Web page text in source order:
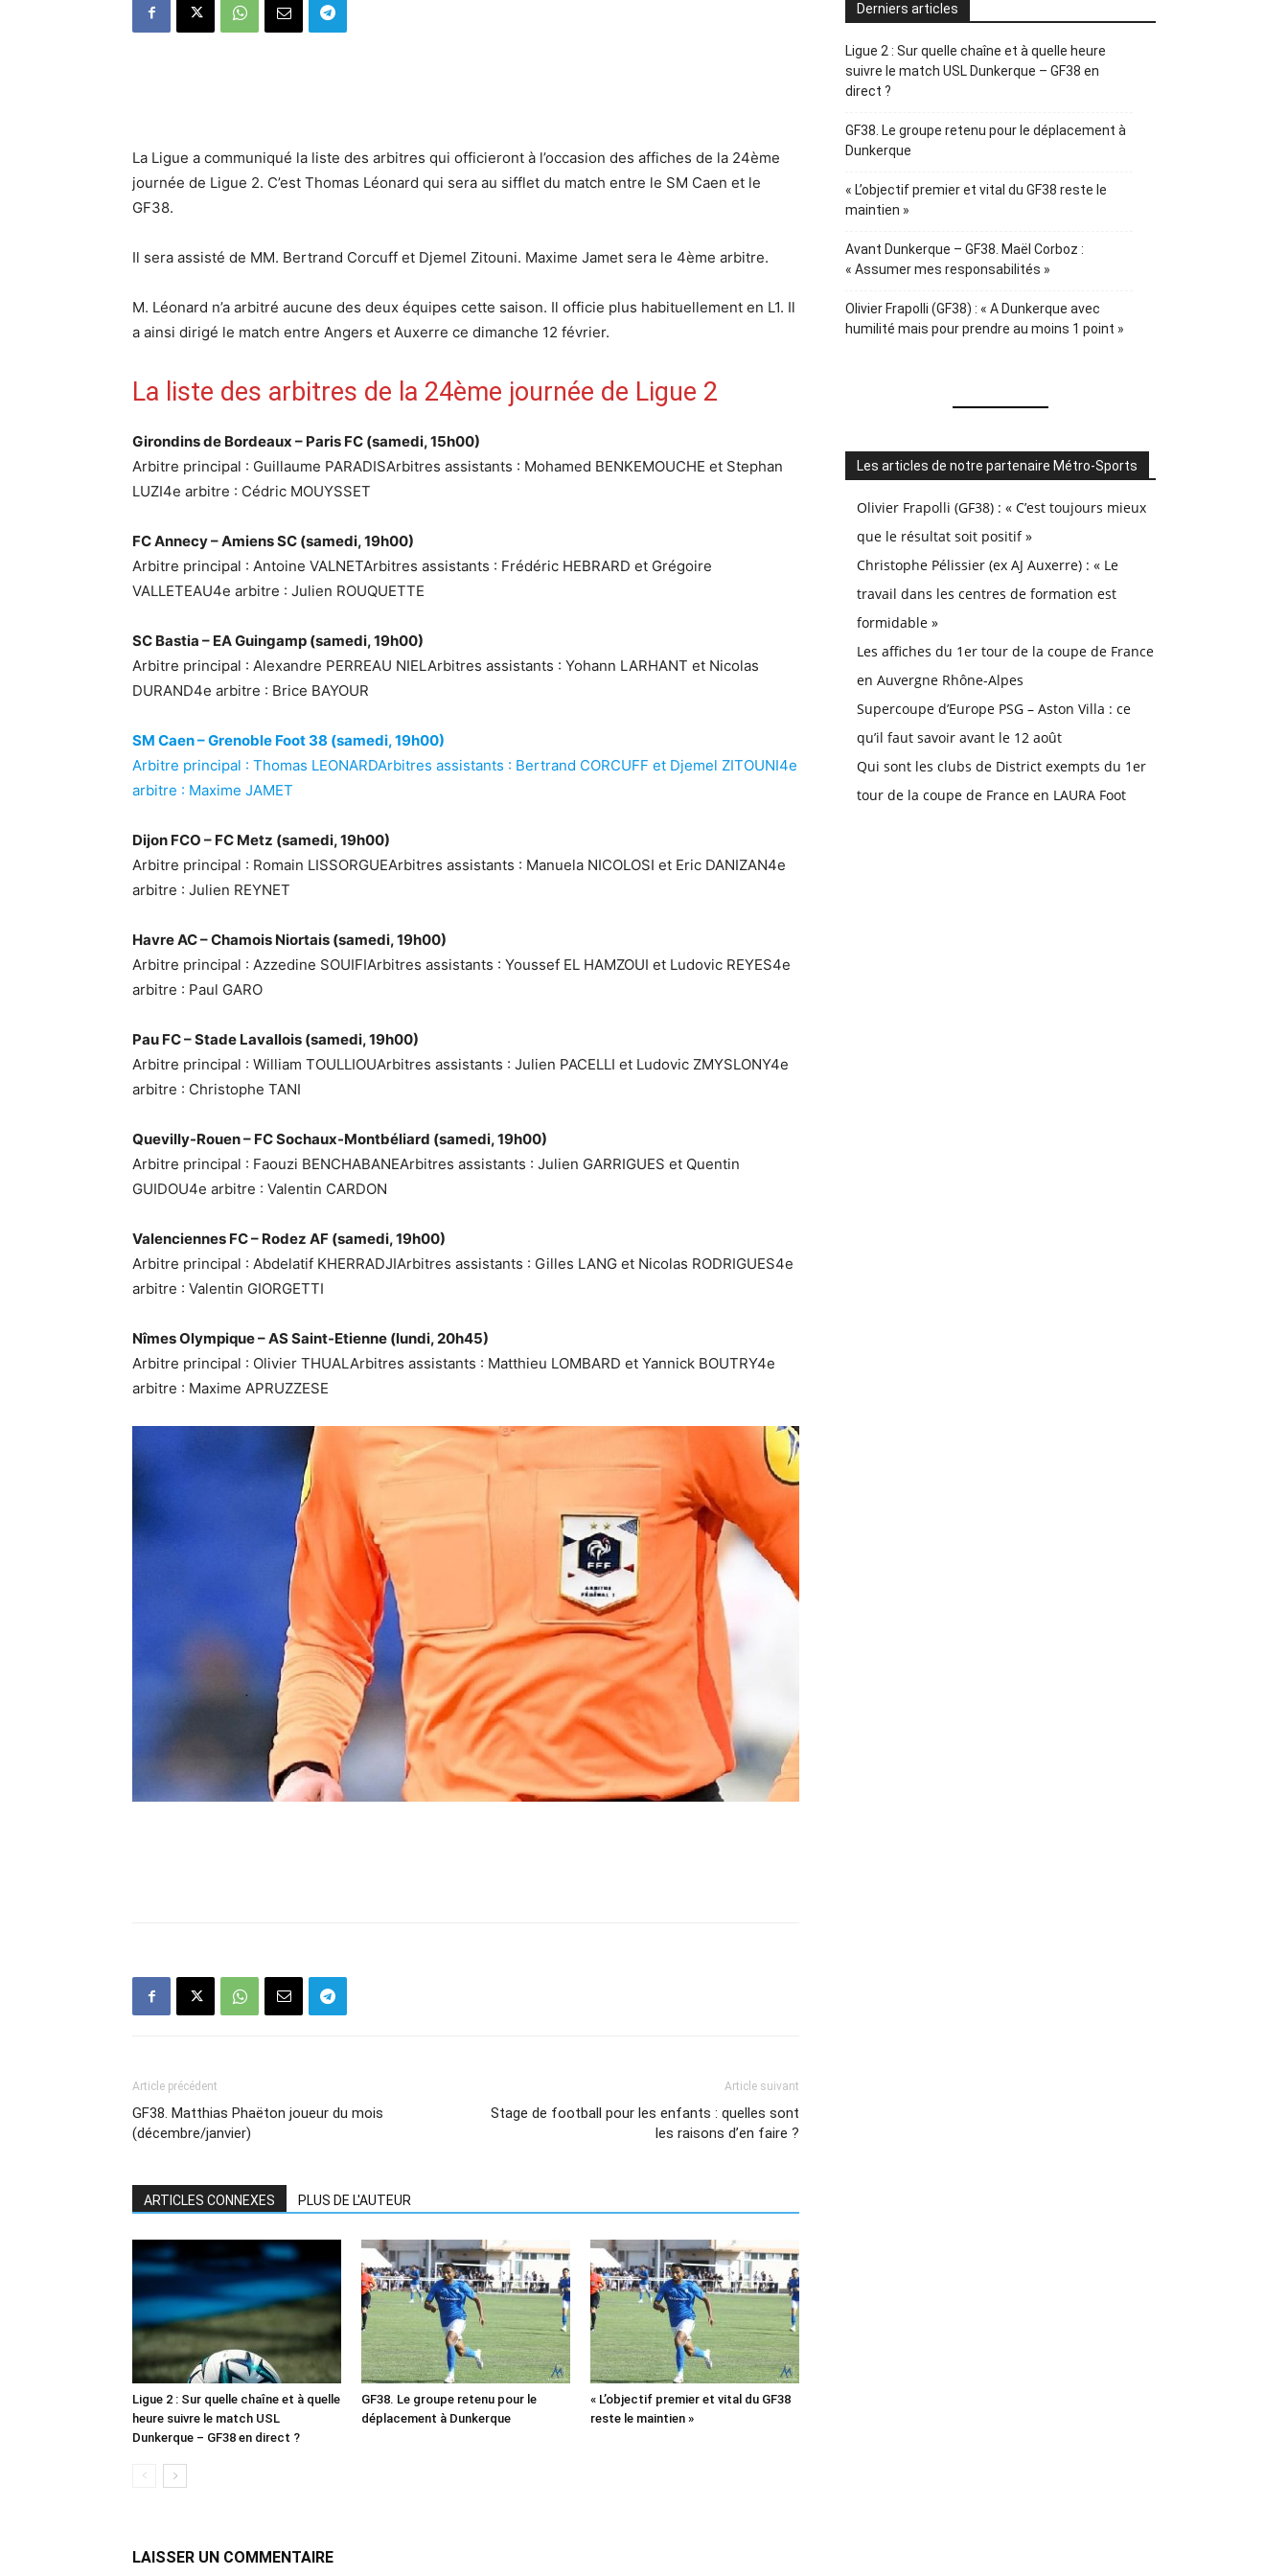
La Ligue a communiqué la liste des arbitres qui officieront à l’occasion des affiches de la 24ème
journée de Ligue 2. C’est Thomas Léonard qui sera au sifflet du match entre le SM Caen et le
GF38.
Il sera assisté de MM. Bertrand Corcuff et Djemel Zitouni. Maxime Jamet sera le 4ème arbitre.
M. Léonard n’a arbitré aucune des deux équipes cette saison. Il officie plus habituellement en L1. Il
a ainsi dirigé le match entre Angers et Auxerre ce dimanche 12 février.
La liste des arbitres de la 24ème journée de Ligue 2
Girondins de Bordeaux – Paris FC (samedi, 15h00)
Arbitre principal : Guillaume PARADISArbitres assistants : Mohamed BENKEMOUCHE et Stephan
LUZI4e arbitre : Cédric MOUYSSET
FC Annecy – Amiens SC (samedi, 19h00)
Arbitre principal : Antoine VALNETArbitres assistants : Frédéric HEBRARD et Grégoire
VALLETEAU4e arbitre : Julien ROUQUETTE
SC Bastia – EA Guingamp (samedi, 19h00)
Arbitre principal : Alexandre PERREAU NIELArbitres assistants : Yohann LARHANT et Nicolas
DURAND4e arbitre : Brice BAYOUR
SM Caen – Grenoble Foot 38 (samedi, 19h00)
Arbitre principal : Thomas LEONARDArbitres assistants : Bertrand CORCUFF et Djemel ZITOUNI4e
arbitre : Maxime JAMET
Dijon FCO – FC Metz (samedi, 19h00)
Arbitre principal : Romain LISSORGUEArbitres assistants : Manuela NICOLOSI et Eric DANIZAN4e
arbitre : Julien REYNET
Havre AC – Chamois Niortais (samedi, 19h00)
Arbitre principal : Azzedine SOUIFIArbitres assistants : Youssef EL HAMZOUI et Ludovic REYES4e
arbitre : Paul GARO
Pau FC – Stade Lavallois (samedi, 19h00)
Arbitre principal : William TOULLIOUArbitres assistants : Julien PACELLI et Ludovic ZMYSLONY4e
arbitre : Christophe TANI
Quevilly-Rouen – FC Sochaux-Montbéliard (samedi, 19h00)
Arbitre principal : Faouzi BENCHABANEArbitres assistants : Julien GARRIGUES et Quentin
GUIDOU4e arbitre : Valentin CARDON
Valenciennes FC – Rodez AF (samedi, 19h00)
Arbitre principal : Abdelatif KHERRADJIArbitres assistants : Gilles LANG et Nicolas RODRIGUES4e
arbitre : Valentin GIORGETTI
Nîmes Olympique – AS Saint-Etienne (lundi, 20h45)
Arbitre principal : Olivier THUALArbitres assistants : Matthieu LOMBARD et Yannick BOUTRY4e
arbitre : Maxime APRUZZESE
Article précédent
GF38. Matthias Phaëton joueur du mois
(décembre/janvier)
Article suivant
Stage de football pour les enfants : quelles sont
les raisons d’en faire ?
ARTICLES CONNEXES PLUS DE L'AUTEUR
Ligue 2 : Sur quelle chaîne et à quelle
heure suivre le match USL
Dunkerque – GF38 en direct ?
GF38. Le groupe retenu pour le
déplacement à Dunkerque
« L’objectif premier et vital du GF38
reste le maintien »
LAISSER UN COMMENTAIRE
Derniers articles
Ligue 2 : Sur quelle chaîne et à quelle heure
suivre le match USL Dunkerque – GF38 en
direct ?
GF38. Le groupe retenu pour le déplacement à
Dunkerque
« L’objectif premier et vital du GF38 reste le
maintien »
Avant Dunkerque – GF38. Maël Corboz :
« Assumer mes responsabilités »
Olivier Frapolli (GF38) : « A Dunkerque avec
humilité mais pour prendre au moins 1 point »
Les articles de notre partenaire Métro-Sports
Olivier Frapolli (GF38) : « C’est toujours mieux
que le résultat soit positif »
Christophe Pélissier (ex AJ Auxerre) : « Le
travail dans les centres de formation est
formidable »
Les affiches du 1er tour de la coupe de France
en Auvergne Rhône-Alpes
Supercoupe d’Europe PSG – Aston Villa : ce
qu’il faut savoir avant le 12 août
Qui sont les clubs de District exempts du 1er
tour de la coupe de France en LAURA Foot